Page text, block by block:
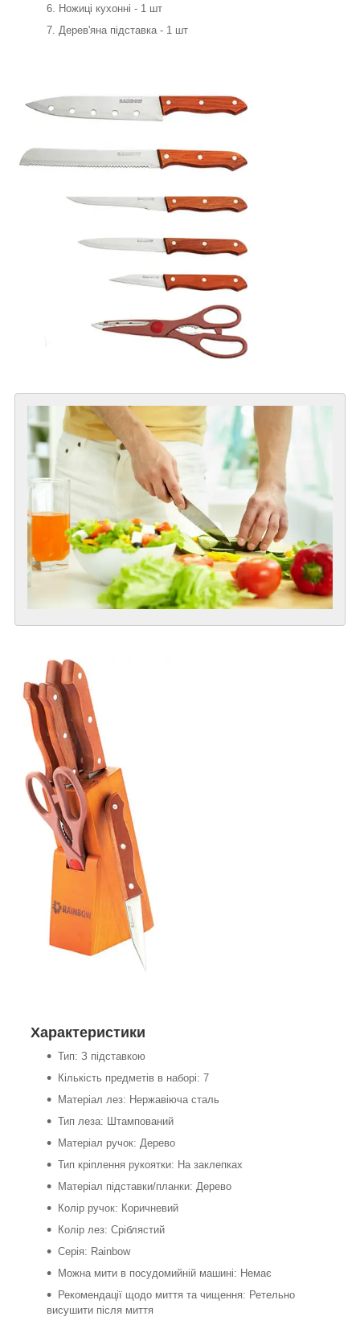
Ножиці кухонні - 1 шт
Дерев'яна підставка - 1 шт
Характеристики
Тип: З підставкою
Кількість предметів в наборі: 7
Матеріал лез: Нержавіюча сталь
Тип леза: Штампований
Матеріал ручок: Дерево
Тип кріплення рукоятки: На заклепках
Матеріал підставки/планки: Дерево
Колір ручок: Коричневий
Колір лез: Сріблястий
Серія: Rainbow
Можна мити в посудомийній машині: Немає
Рекомендації щодо миття та чищення: Ретельно
висушити після миття